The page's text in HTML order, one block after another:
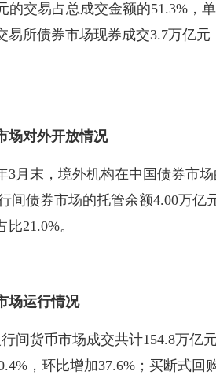
的交易占总成交金额的51.3%，
易所债券市场现券成交3.7万亿
场对外开放情况
3月末，境外机构在中国债券市
间债券市场的托管余额4.00万亿
21.0%。
场运行情况
间货币市场成交共计154.8万亿
，环比增加37.6%；买断式回